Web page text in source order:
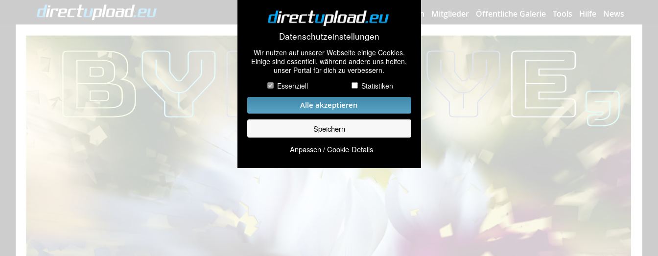
Datenschutzeinstellungen
Wir nutzen auf unserer Webseite einige Cookies.
Einige sind essentiell, während andere uns helfen,
unser Portal für dich zu verbessern.
Essenziell
Statistiken
Alle akzeptieren
Speichern
Anpassen / Cookie-Details
Bilder hochladen Mitglieder Öffentliche Galerie Tools Hilfe News